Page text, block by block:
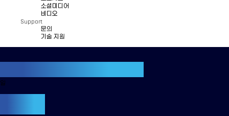
소셜미디어
비디오
Support
문의
기술 지원